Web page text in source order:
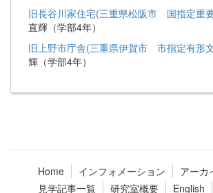
旧長谷川家住宅(三重県松阪市 国指定重
直輝（学部4年）
旧上野市庁舎(三重県伊賀市 市指定有形
輝（学部4年）
Home インフォメーション
アーカ
見学記事一覧
研究室概要 English